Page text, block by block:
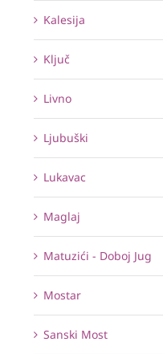
Kalesija
Ključ
Livno
Ljubuški
Lukavac
Maglaj
Matuzići - Doboj Jug
Mostar
Sanski Most